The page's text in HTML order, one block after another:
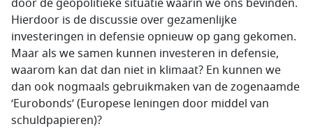
door de geopolitieke situatie waarin we ons bevinden.
Hierdoor is de discussie over gezamenlijke
investeringen in defensie opnieuw op gang gekomen.
Maar als we samen kunnen investeren in defensie,
waarom kan dat dan niet in klimaat? En kunnen we
dan ook nogmaals gebruikmaken van de zogenaamde
‘Eurobonds’ (Europese leningen door middel van
schuldpapieren)?